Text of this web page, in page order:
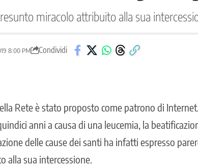
miracolo attribuito alla sua
8:00 PM Condividi
Rete è stato proposto come patrono di
anni a causa di una leucemia, la
delle cause dei santi ha infatti espresso
alla sua intercessione.